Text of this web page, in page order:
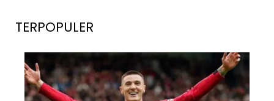
TERPOPULER